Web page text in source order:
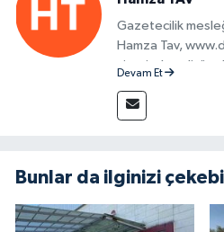
Gazetecilik
Hamza Tav,
sitesinde editör
Devam Et
Bunlar da ilginizi